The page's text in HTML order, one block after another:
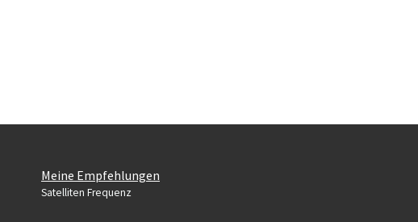
Meine Empfehlungen
Satelliten Frequenz